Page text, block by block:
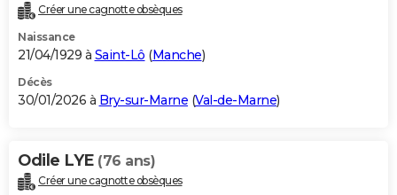
Destinations
City break
Voyage nature
Voyage de noces
Forum
Climat
+PHOTO
GUIDES D'ACHAT
BONS PLANS
Carte de Noël
Carte Bonne année
Carte Saint-Valentin
Carte Pâques
Carte d'anniversaire
DICTIONNAIRE
Créer une cagnotte obsèques
Naissance
21/04/1929 à Saint-Lô (Manche)
Décès
30/01/2026 à Bry-sur-Marne (Val-de-Marne)
Odile LYE (76 ans)
Créer une cagnotte obsèques